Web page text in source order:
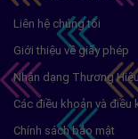
Liên hệ chúng tôi
Giới thiệu về giấy phép
Nhận dạng Thương Hiệu
Các điều khoản và điều
Chính sách bảo mật